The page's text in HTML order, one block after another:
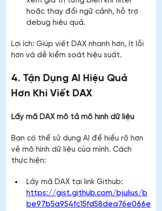
hoặc thay đổi ngữ cảnh, hỗ trợ
debug hiệu quả.
Lợi ích: Giúp viết DAX nhanh hơn, ít lỗi
hơn và dễ kiểm soát hiệu suất.
4. Tận Dụng AI Hiệu Quả
Hơn Khi Viết DAX
Lấy mã DAX mô tả mô hình dữ liệu
Bạn có thể sử dụng AI để hiểu rõ hơn
về mô hình dữ liệu của mình. Cách
thực hiện:
Lấy mã DAX tại link Github:
https://gist.github.com/bjulius/b
be97b5a954fc15fd58dea76e066e